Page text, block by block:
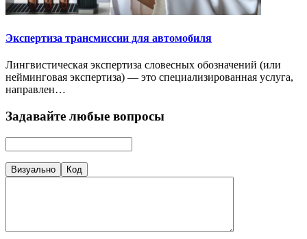
Экспертиза трансмиссии для автомобиля
Лингвистическая экспертиза словесных обозначений (или
нейминговая экспертиза) — это специализированная услуга,
направлен…
Задавайте любые вопросы
Визуально Код